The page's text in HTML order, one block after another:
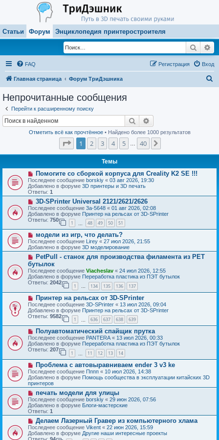
Статьи Форум Энциклопедия принтеростроителя
Поиск
FAQ Вход
Регистрация
Главная страница Форум ТриДэшника
Непрочитанные сообщения
Перейти к расширенному поиску
Поиск
Отметить всё как прочтённое• Найдено более 1000 результатов
Страница1 из
1 2 3 4 5 40
Темы
Н
о
в
о
е
с
о
о
б
е
н
и
е
Помогите со сборкой корпуса для Creality K2 SE !!!
Последнее сообщение borskiy « 03 авг 2026, 19:30
Добавлено в форуме 3D принтеры и 3D печать
Ответы: 1
Н
о
в
о
е
с
о
о
б
щ
е
н
и
е
3D-SPrinter Universal 2121/2621/2626
Последнее сообщение 3a-5648 « 01 авг 2026, 02:08
Добавлено в форуме Принтер на рельсах от 3D-SPrinter
Ответы: 750
1 48 49 50 51
Н
о
в
о
с
о
о
б
щ
е
и
е
модели из игр, что делать?
Последнее сообщение Lirey « 27 июл 2026, 21:55
Добавлено в форуме 3D моделирование
Н
в
о
е
с
о
б
щ
е
н
и
PetPull - cтанок для производства филамента из PET
бутылок
Последнее сообщение Viacheslav « 24 июл 2026, 12:55
Добавлено в форуме Переработка пластика из ПЭТ бутылок
Ответы: 2042
1 … 134 135 136 137
Н
о
в
о
е
с
о
б
щ
н
и
е
Принтер на рельсах от 3D-SPrinter
Последнее сообщение 3D-SPrinter « 13 июл 2026, 09:04
Добавлено в форуме Принтер на рельсах от 3D-SPrinter
Ответы: 9582
1 636 637 638 639
Н
о
в
о
с
о
б
щ
е
н
и
е
Полуавтоматический спайщик прутка
Последнее сообщение PANTERA« 13 июл 2026, 00:33
Добавлено в форуме Переработка пластика из ПЭТ бутылок
Ответы: 207
1 11 12 13 14
Н
о
в
о
е
с
о
о
б
щ
е
н
и
Проблема с автовыравниваем ender 3 v3 ke
Последнее сообщение Пппп « 10 июл 2026, 14:38
Добавлено в форуме Помощь сообщества в эксплуатации китайских 3D
принтеров
Н
о
в
о
е
с
о
о
б
печать модели для улицы
Последнее сообщение borskiy « 29 июн 2026, 07:56
Добавлено в форуме Блоги-мастерские
Ответы: 1
Н
о
в
о
Делаем Лазерный Гравер из компьютерного хлама
Последнее сообщение Vikent « 22 июн 2026, 15:59
Добавлено в форуме Другие наши интересные проекты